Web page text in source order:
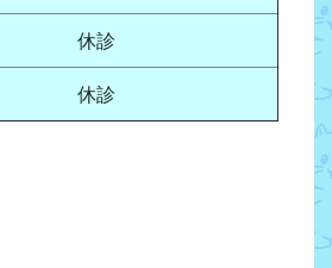
休診
休診